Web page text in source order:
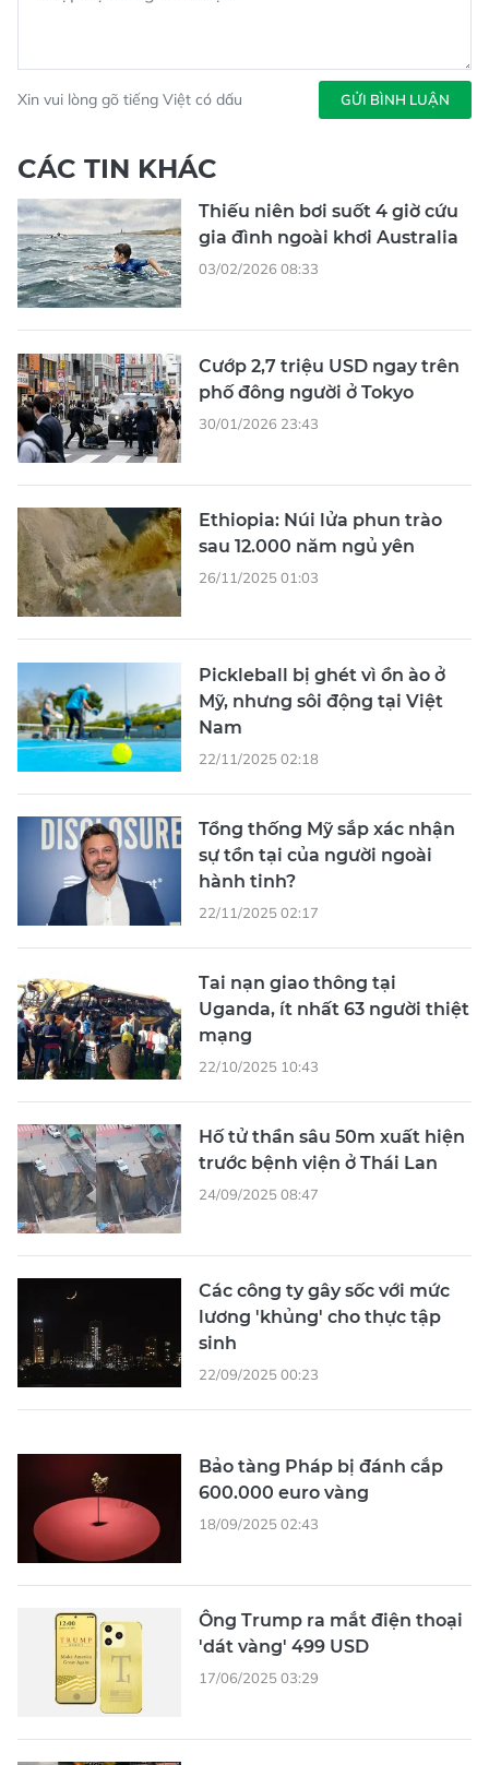
Xin vui lòng gõ tiếng Việt có dấu GỬI BÌNH LUẬN
CÁC TIN KHÁC
Thiếu niên bơi suốt 4 giờ cứu
gia đình ngoài khơi Australia
03/02/2026 08:33
Cướp 2,7 triệu USD ngay trên
phố đông người ở Tokyo
30/01/2026 23:43
Ethiopia: Núi lửa phun trào
sau 12.000 năm ngủ yên
26/11/2025 01:03
Pickleball bị ghét vì ồn ào ở
Mỹ, nhưng sôi động tại Việt
Nam
22/11/2025 02:18
Tổng thống Mỹ sắp xác nhận
sự tồn tại của người ngoài
hành tinh?
22/11/2025 02:17
Tai nạn giao thông tại
Uganda, ít nhất 63 người thiệt
mạng
22/10/2025 10:43
Hố tử thần sâu 50m xuất hiện
trước bệnh viện ở Thái Lan
24/09/2025 08:47
Các công ty gây sốc với mức
lương 'khủng' cho thực tập
sinh
22/09/2025 00:23
Bảo tàng Pháp bị đánh cắp
600.000 euro vàng
18/09/2025 02:43
Ông Trump ra mắt điện thoại
'dát vàng' 499 USD
17/06/2025 03:29